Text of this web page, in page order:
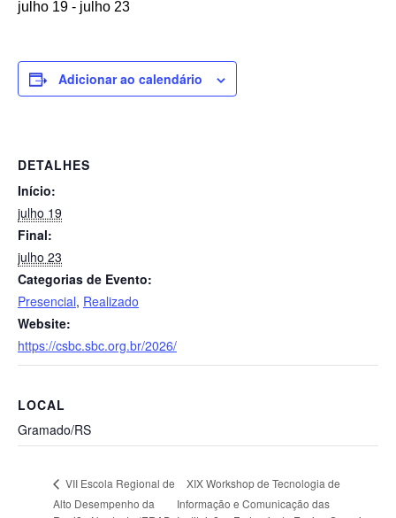
julho 19 - julho 23
Adicionar ao calendário
DETALHES
Início:
julho 19
Final:
julho 23
Categorias de Evento:
Presencial, Realizado
Website:
https://csbc.sbc.org.br/2026/
LOCAL
Gramado/RS
VII Escola Regional de
Alto Desempenho da
XIX Workshop de Tecnologia de
Informação e Comunicação das